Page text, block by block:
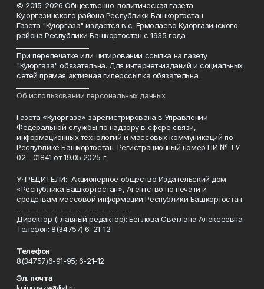
© 2015-2026 Общественно-политическая газета
Куюргазинского района Республики Башкортостан
Газета "Куюргаза" издается в с. Ермолаево Куюргазинского
района Республики Башкортостан с 1935 года.
При перепечатке или цитировании ссылка на газету
"Куюргаза" обязательна. Для интернет-изданий и социальных
сетей прямая активная гиперссылка обязательна.
Об использовании персональных данных
Газета «Куюргаза» зарегистрирована в Управлении
Федеральной службы по надзору в сфере связи,
информационных технологий и массовых коммуникаций по
Республике Башкортостан. Регистрационный номер ПИ № ТУ
02 - 01841 от 19.05.2025 г.
УЧРЕДИТЕЛИ: Акционерное общество Издательский дом
«Республика Башкортостан», Агентство по печати и
средствам массовой информации Республики Башкортостан.
----------------------------------
Директор (главный редактор): Беглова Светлана Алексеевна.
Телефон: 8(34757) 6-21-12
Телефон
8(34757)6-91-95; 6-21-12
Эл. почта